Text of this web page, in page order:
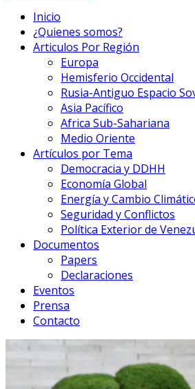
Inicio
¿Quienes somos?
Articulos Por Región
Europa
Hemisferio Occidental
Rusia-Antiguo Espacio
Asia Pacífico
Africa Sub-Sahariana
Medio Oriente
Artículos por Tema
Democracia y DDHH
Economía Global
Energía y Cambio
Seguridad y Conflictos
Política Exterior de
Documentos
Papers
Declaraciones
Eventos
Prensa
Contacto